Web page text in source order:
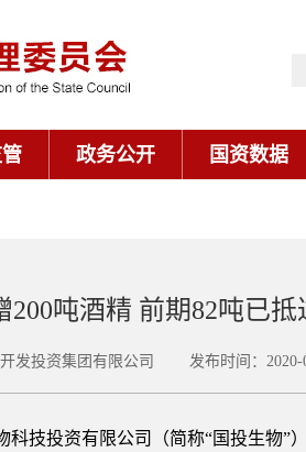
政务公开 国资数据
200吨酒精 前期82吨已抵
开发投资集团有限公司 发布时间：2020-
技投资有限公司（简称“国投生物”